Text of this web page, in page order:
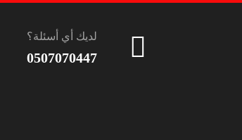
لديك أي أسئلة؟
0507070447